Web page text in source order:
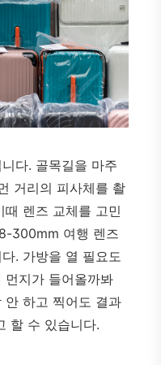
다. 골목길을 마주
거리의 피사체를 촬
렌즈 교체를 고민
300mm 여행 렌즈
. 가방을 열 필요도
먼지가 들어올까봐
안 하고 찍어도 결과
할 수 있습니다.